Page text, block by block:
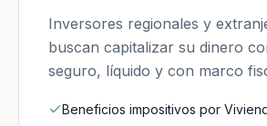
Inversores regionales y
buscan capitalizar su dinero
seguro, líquido y con marco
Beneficios impositivos por